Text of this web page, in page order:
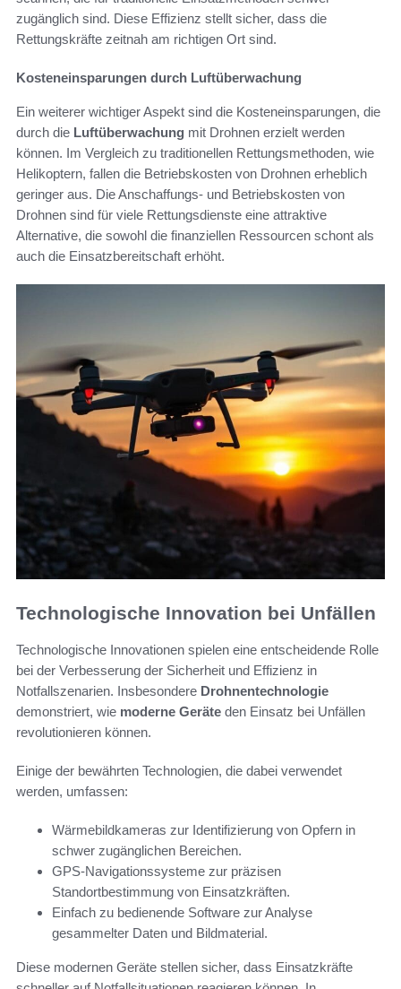
zugänglich sind. Diese Effizienz stellt sicher, dass die
Rettungskräfte zeitnah am richtigen Ort sind.
Kosteneinsparungen durch Luftüberwachung
Ein weiterer wichtiger Aspekt sind die Kosteneinsparungen, die
durch die Luftüberwachung mit Drohnen erzielt werden
können. Im Vergleich zu traditionellen Rettungsmethoden, wie
Helikoptern, fallen die Betriebskosten von Drohnen erheblich
geringer aus. Die Anschaffungs- und Betriebskosten von
Drohnen sind für viele Rettungsdienste eine attraktive
Alternative, die sowohl die finanziellen Ressourcen schont als
auch die Einsatzbereitschaft erhöht.
Technologische Innovation bei Unfällen
Technologische Innovationen spielen eine entscheidende Rolle
bei der Verbesserung der Sicherheit und Effizienz in
Notfallszenarien. Insbesondere Drohnentechnologie
demonstriert, wie moderne Geräte den Einsatz bei Unfällen
revolutionieren können.
Einige der bewährten Technologien, die dabei verwendet
werden, umfassen:
Wärmebildkameras zur Identifizierung von Opfern in
schwer zugänglichen Bereichen.
GPS-Navigationssysteme zur präzisen
Standortbestimmung von Einsatzkräften.
Einfach zu bedienende Software zur Analyse
gesammelter Daten und Bildmaterial.
Diese modernen Geräte stellen sicher, dass Einsatzkräfte